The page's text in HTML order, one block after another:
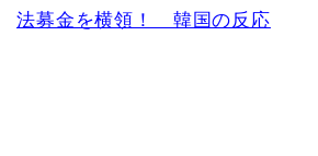
法募金を横領！ 韓国の反応